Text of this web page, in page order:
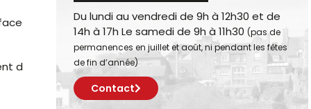
d
Du lundi au vendredi de 9h à 12h30 et de
14h à 17h Le samedi de 9h à 11h30 (pas de
permanences en juillet et août, ni pendant les fêtes
de fin d’année)
Contact